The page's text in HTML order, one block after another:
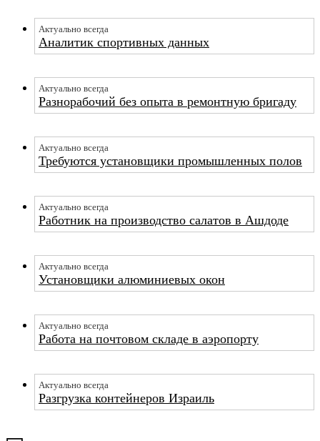
Актуально всегда
Аналитик спортивных данных
Актуально всегда
Разнорабочий без опыта в ремонтную бригаду
Актуально всегда
Требуются установщики промышленных полов
Актуально всегда
Работник на производство салатов в Ашдоде
Актуально всегда
Установщики алюминиевых окон
Актуально всегда
Работа на почтовом складе в аэропорту
Актуально всегда
Разгрузка контейнеров Израиль